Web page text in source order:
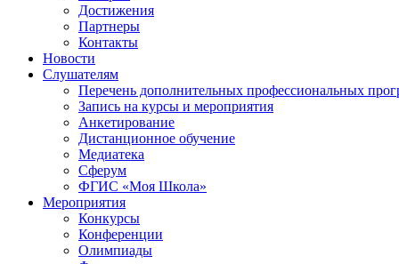
Достижения
Партнеры
Контакты
Новости
Слушателям
Перечень дополнительных профессиональных
Запись на курсы и мероприятия
Анкетирование
Дистанционное обучение
Медиатека
Сферум
ФГИС «Моя Школа»
Мероприятия
Конкурсы
Конференции
Олимпиады